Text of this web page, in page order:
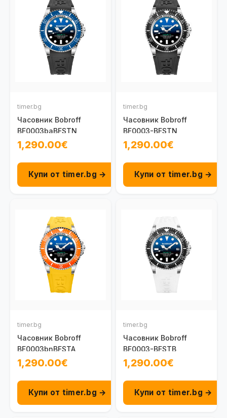
timer.bg
Часовник Bobroff
BF0003baBFSTN
1,290.00€
Купи от timer.bg →
timer.bg
Часовник Bobroff
BF0003-BFSTN
1,290.00€
Купи от timer.bg →
timer.bg
Часовник Bobroff
BF0003bnBFSTA
1,290.00€
Купи от timer.bg →
timer.bg
Часовник Bobroff
BF0003-BFSTB
1,290.00€
Купи от timer.bg →